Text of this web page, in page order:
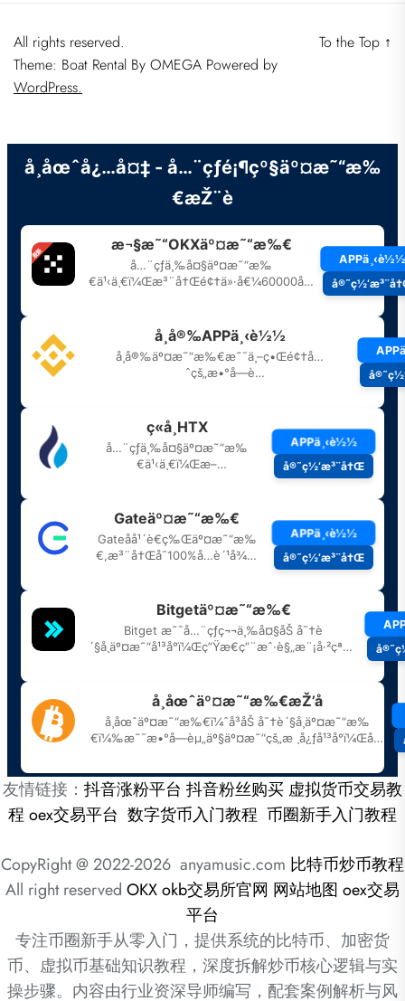
All rights reserved.
Theme: Boat Rental By OMEGA Powered by
WordPress.
To the Top ↑
友情链接： 抖音涨粉平台 抖音粉丝购买虚拟货币交易教
程oex交易平台 数字货币入门教程 币圈新手入门教程
CopyRight @ 2022-2026 anyamusic.com 比特币炒币教程
All right reserved OKXokb交易所官网 网站地图 oex交易
平台
专注币圈新手从零入门，提供系统的比特币、加密货
币、虚拟币基础知识教程，深度拆解炒币核心逻辑与实
操步骤。内容由行业资深导师编写，配套案例解析与风